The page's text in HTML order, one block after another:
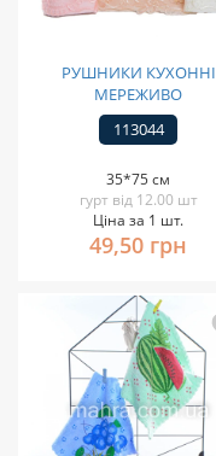
РУШНИКИ КУХОННІ
МЕРЕЖИВО
113044
35*75 см
гурт від 12.00 шт
Ціна за 1 шт.
49,50 грн